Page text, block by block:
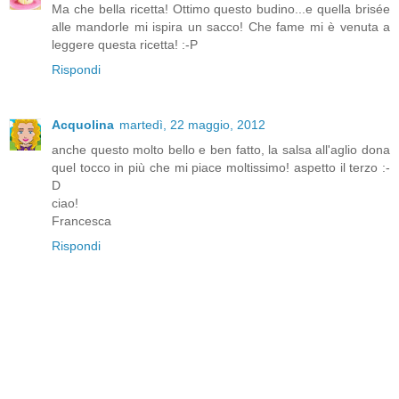
Ma che bella ricetta! Ottimo questo budino...e quella brisée
alle mandorle mi ispira un sacco! Che fame mi è venuta a
leggere questa ricetta! :-P
Rispondi
Acquolina martedì, 22 maggio, 2012
anche questo molto bello e ben fatto, la salsa all'aglio dona
quel tocco in più che mi piace moltissimo! aspetto il terzo :-
D
ciao!
Francesca
Rispondi